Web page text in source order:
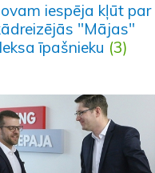
iespēja kļūt par
"Mājas"
īpašnieku (3)